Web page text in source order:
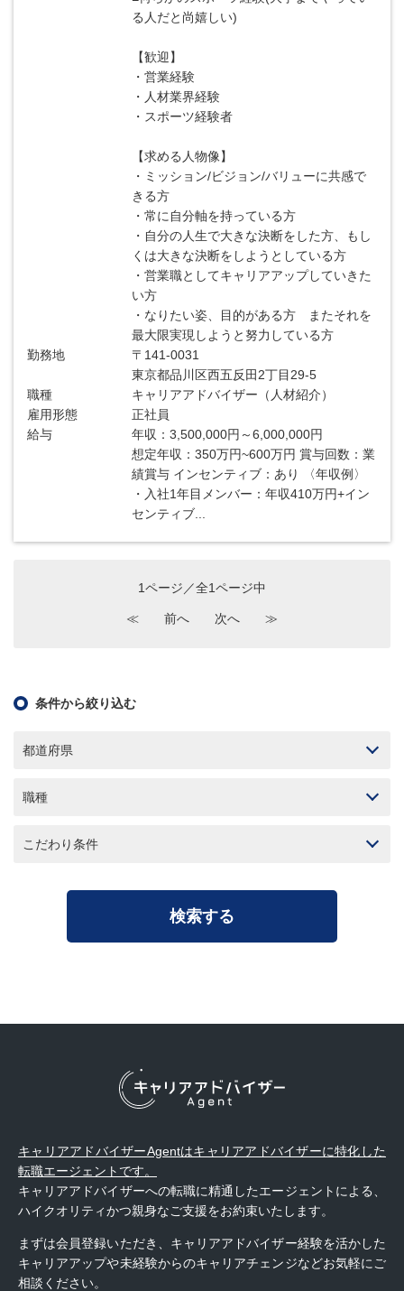
る人だと尚嬉しい)
【歓迎】
・営業経験
・人材業界経験
・スポーツ経験者
【求める人物像】
・ミッション/ビジョン/バリューに共感で
きる方
・常に自分軸を持っている方
・自分の人生で大きな決断をした方、もし
くは大きな決断をしようとしている方
・営業職としてキャリアアップしていきた
い方
・なりたい姿、目的がある方 またそれを
最大限実現しようと努力している方
勤務地
〒141-0031
東京都品川区西五反田2丁目29-5
職種
キャリアアドバイザー（人材紹介）
雇用形態
正社員
給与
年収：3,500,000円～6,000,000円
想定年収：350万円~600万円 賞与回数：業
績賞与 インセンティブ：あり 〈年収例〉
・入社1年目メンバー：年収410万円+イン
センティブ...
1ページ／全1ページ中
≪ 前へ 次へ ≫
条件から絞り込む
都道府県
職種
こだわり条件
キャリアアドバイザーAgentはキャリアアドバイザーに特化した
転職エージェントです。
キャリアアドバイザーへの転職に精通したエージェントによる、
ハイクオリティかつ親身なご支援をお約束いたします。
まずは会員登録いただき、キャリアアドバイザー経験を活かした
キャリアアップや未経験からのキャリアチェンジなどお気軽にご
相談ください。